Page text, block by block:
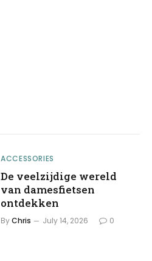
ACCESSORIES
De veelzijdige wereld
van damesfietsen
ontdekken
ByChris July 14, 2026 0